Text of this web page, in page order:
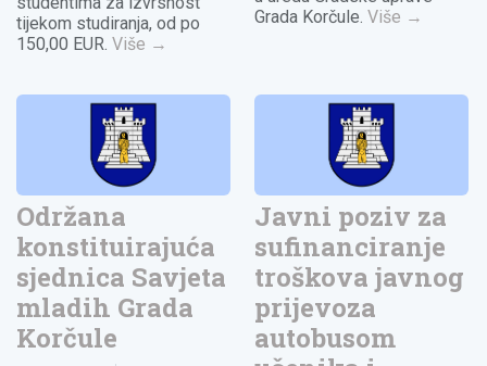
tijekom studiranja, od po
150,00 EUR. Više →
Grada Korčule.Više →
Održana
konstituirajuća
sjednica Savjeta
mladih Grada
Korčule
Javni poziv za
sufinanciranje
troškova javnog
prijevoza
autobusom